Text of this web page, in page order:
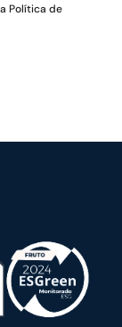
Política de